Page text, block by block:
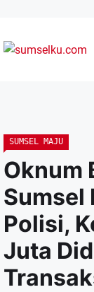
the
SUMSEL MAJU
Oknum
Sumsel
Polisi,
Juta